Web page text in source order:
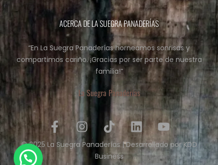
ACERCA DE LA SUEGRA PANADERÍAS
“En La Suegra Panaderías horneamos sonrisas y
compartimos cariño. ¡Gracias por ser parte de nuestra
familia!”
La Suegra Panaderías
© 2025 La Suegra Panaderías | Desarrollado por KDD
Business